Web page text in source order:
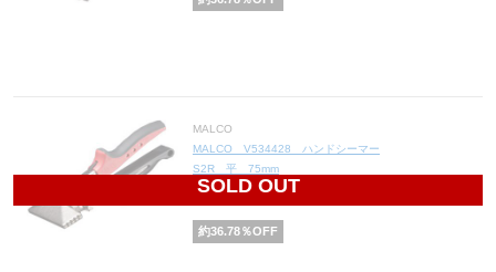
SOLD OUT
MALCO
MALCO V534428 ハンドシーマー
S2R 平 75mm
16,064
約36.78％OFF